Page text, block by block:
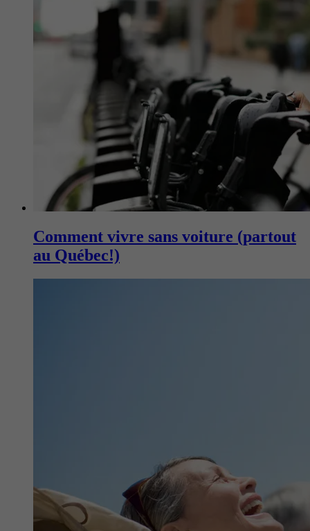
Comment vivre sans voiture (partout
au Québec!)